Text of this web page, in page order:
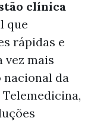
clínica
que
rápidas e
vez mais
nacional da